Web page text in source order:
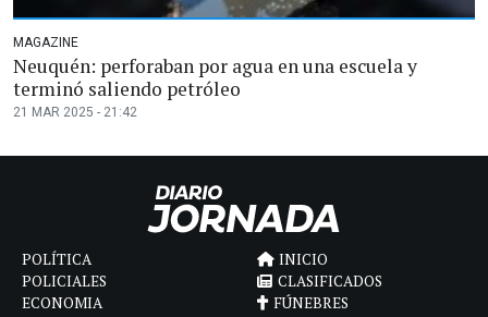
MAGAZINE
Neuquén: perforaban por agua en una escuela y
terminó saliendo petróleo
21 MAR 2025 - 21:42
POLÍTICA
POLICIALES
ECONOMIA
INICIO
CLASIFICADOS
FÚNEBRES